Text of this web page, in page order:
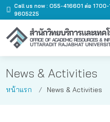
Call us now : O55-416601 ต่อ
9605225
News & Activities
หน้าแรก News & Activities